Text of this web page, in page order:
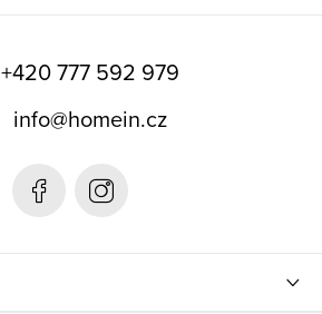
+420 777 592 979
info@homein.cz